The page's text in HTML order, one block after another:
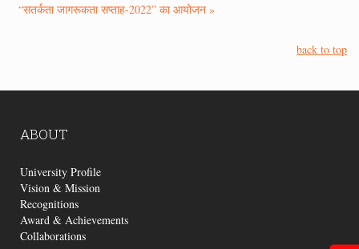
“सतर्कता जागरूकता सप्ताह-2022” का आयोजन »
back to top
ABOUT
University Profile
Vision & Mission
Recognitions
Award & Achievements
Collaborations